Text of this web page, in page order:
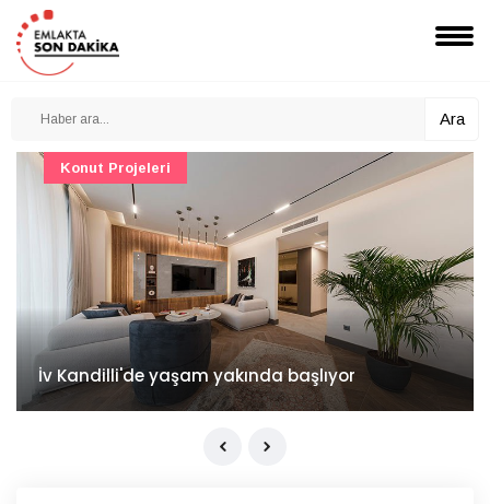
Ara
İv Kandilli'de yaşam yakında başlıyor
Konut Projeleri